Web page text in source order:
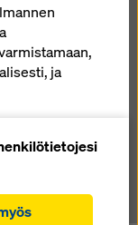
ja
tilastolliset
ja